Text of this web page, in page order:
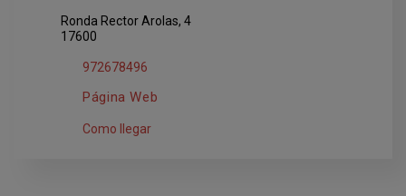
Ronda Rector Arolas, 4
17600
972678496
Página Web
Como llegar